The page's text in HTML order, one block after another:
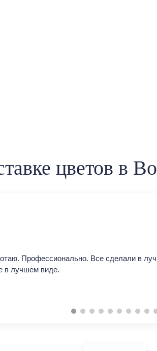
цветов в
Профессионально. Все сделали в
в лучшем виде.